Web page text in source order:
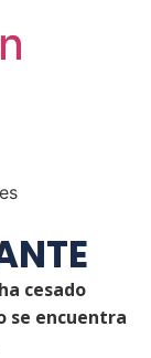
cesado
se encuentra